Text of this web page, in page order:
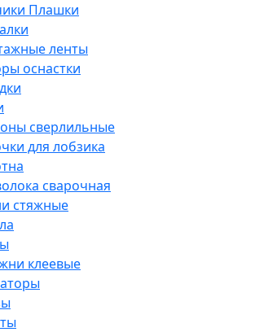
Плашки
ленты
оснастки
сверлильные
для лобзика
сварочная
стяжные
клеевые